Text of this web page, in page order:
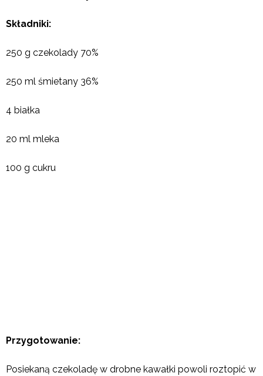
Składniki:
250 g czekolady 70%
250 ml śmietany 36%
4 białka
20 ml mleka
100 g cukru
Przygotowanie:
Posiekaną czekoladę w drobne kawałki powoli roztopić w